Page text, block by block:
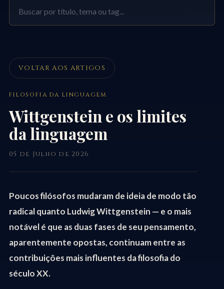
VOLTAR AOS ARTIGOS
FILOSOFIA DA LINGUAGEM
Wittgenstein e os limites
da linguagem
05 de Julho de 2026
Poucos filósofos mudaram de ideia de modo tão
radical quanto Ludwig Wittgenstein — e o mais
notável é que as duas fases de seu pensamento,
aparentemente opostas, continuam entre as
contribuições mais influentes da filosofia do
século XX.